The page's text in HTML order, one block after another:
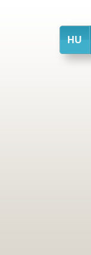
HU